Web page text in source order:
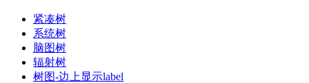
紧凑树
系统树
脑图树
辐射树
树图-边上显示label